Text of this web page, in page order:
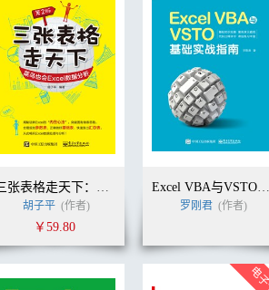
三张表格走天下：菜鸟也会Excel数据分析（第2版）
胡子平 (作者)
￥59.80
Excel VBA与VSTO基础实战指南
罗刚君 (作者)